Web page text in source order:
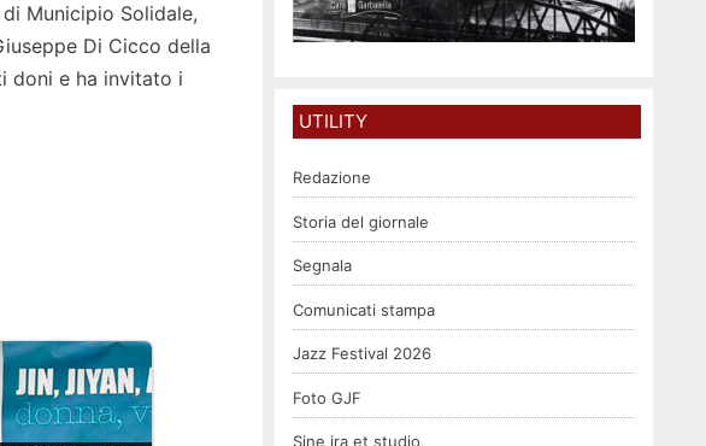
Municipio Solidale,
Di Cicco della
doni e ha invitato i
UTILITY
Redazione
Storia del giornale
Segnala
Comunicati stampa
Jazz Festival 2026
Foto GJF
Sine ira et studio